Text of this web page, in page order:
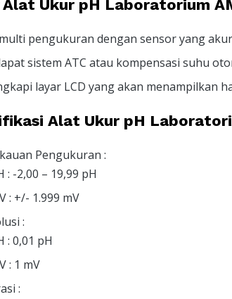
Ukur pH Laboratorium
pengukuran dengan sensor yang
sistem ATC atau kompensasi suhu
layar LCD yang akan menampilkan
Alat Ukur pH
Pengukuran :
: -2,00 – 19,99 pH
: +/- 1.999 mV
:
: 0,01 pH
: 1 mV
: